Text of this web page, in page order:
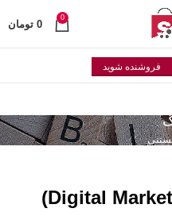
0
0 تومان
فروشنده شوید
دیجیتال مارکتینگ (Digital Marketing)